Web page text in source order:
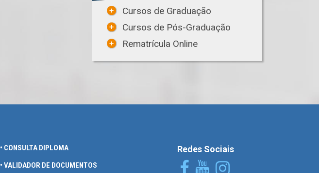
Cursos de Graduação
Cursos de Pós-Graduação
Rematrícula Online
• CONSULTA DIPLOMA
• VALIDADOR DE DOCUMENTOS
Redes Sociais